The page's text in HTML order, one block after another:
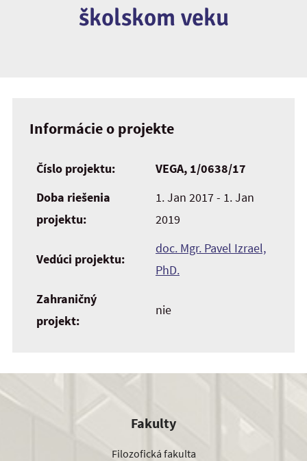
školskom veku
Informácie o projekte
Číslo projektu:
VEGA, 1/0638/17
Doba riešenia
projektu:
1. Jan 2017 - 1. Jan
2019
Vedúci projektu:
doc. Mgr. Pavel Izrael,
PhD.
Zahraničný
projekt:
nie
Fakulty
Filozofická fakulta